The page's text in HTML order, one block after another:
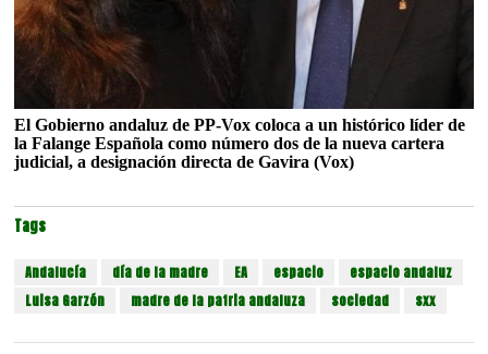
El Gobierno andaluz de PP-Vox coloca a un histórico líder de
la Falange Española como número dos de la nueva cartera
judicial, a designación directa de Gavira (Vox)
Tags
Andalucía día de la madre EA espacio
espacio andaluz
Luisa Garzón
madre de la patria andaluza sociedad sxx